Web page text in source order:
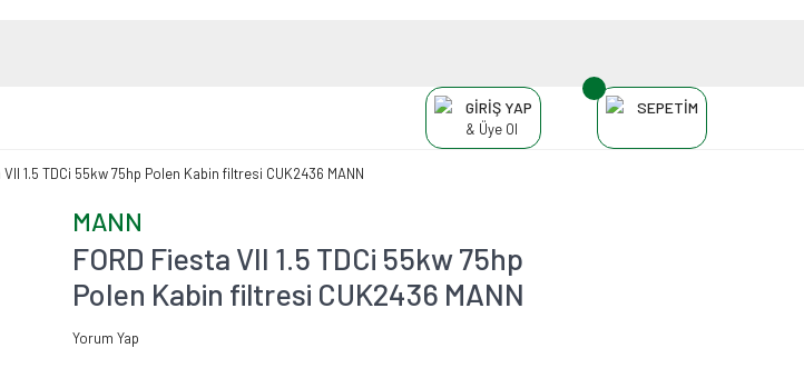
GİRİŞ YAP
& Üye Ol
SEPETİM
VII 1.5 TDCi 55kw 75hp Polen Kabin filtresi CUK2436 MANN
MANN
FORD Fiesta VII 1.5 TDCi 55kw 75hp
Polen Kabin filtresi CUK2436 MANN
Yorum Yap